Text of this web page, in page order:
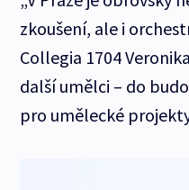
zkoušení, ale i
Collegia 1704
další umělci – do
pro umělecké